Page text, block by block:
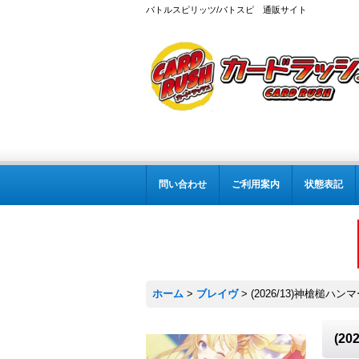
バトルスピリッツ/バトスピ 通販サイト
問い合わせ ご利用案内 状態表記
ホーム > ブレイヴ > (2026/13)神槍槌ハン